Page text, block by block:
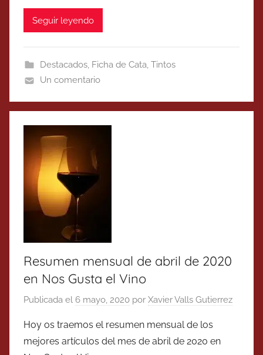
Seguir leyendo
Destacados, Ficha de Cata, Tintos
Un comentario
Resumen mensual de abril de 2020
en Nos Gusta el Vino
Publicada el 6 mayo, 2020 por Xavier Valls Gutierrez
Hoy os traemos el resumen mensual de los
mejores artículos del mes de abril de 2020 en